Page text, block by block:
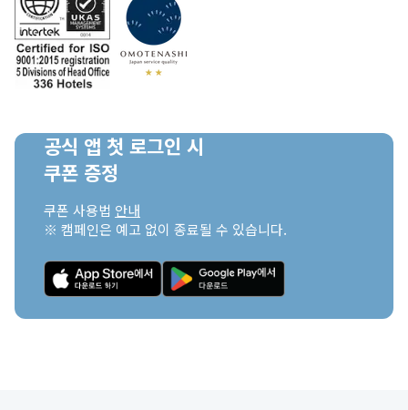
공식 앱 첫 로그인 시
쿠폰 증정
쿠폰 사용법 안내
※ 캠페인은 예고 없이 종료될 수 있습니다.